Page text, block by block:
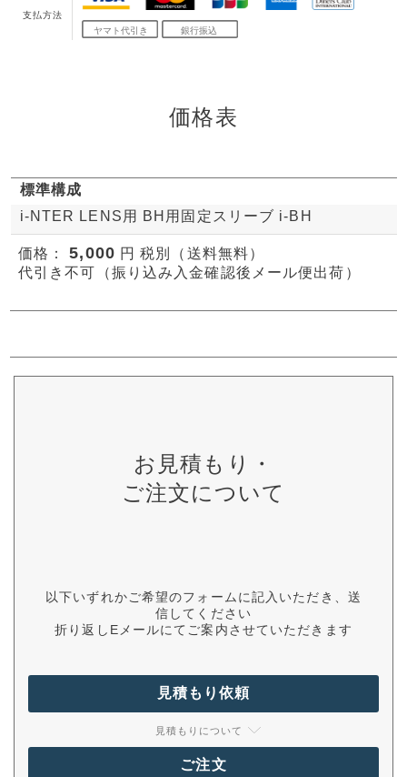
支払方法
価格表
標準構成
i-NTER LENS用 BH用固定スリーブ i-BH
価格： 5,000 円 税別（送料無料）
代引き不可（振り込み入金確認後メール便出荷）
お見積もり・
ご注文について
以下いずれかご希望のフォームに記入いただき、送
信してください
折り返しEメールにてご案内させていただきます
見積もり依頼
見積もりについて
ご注文